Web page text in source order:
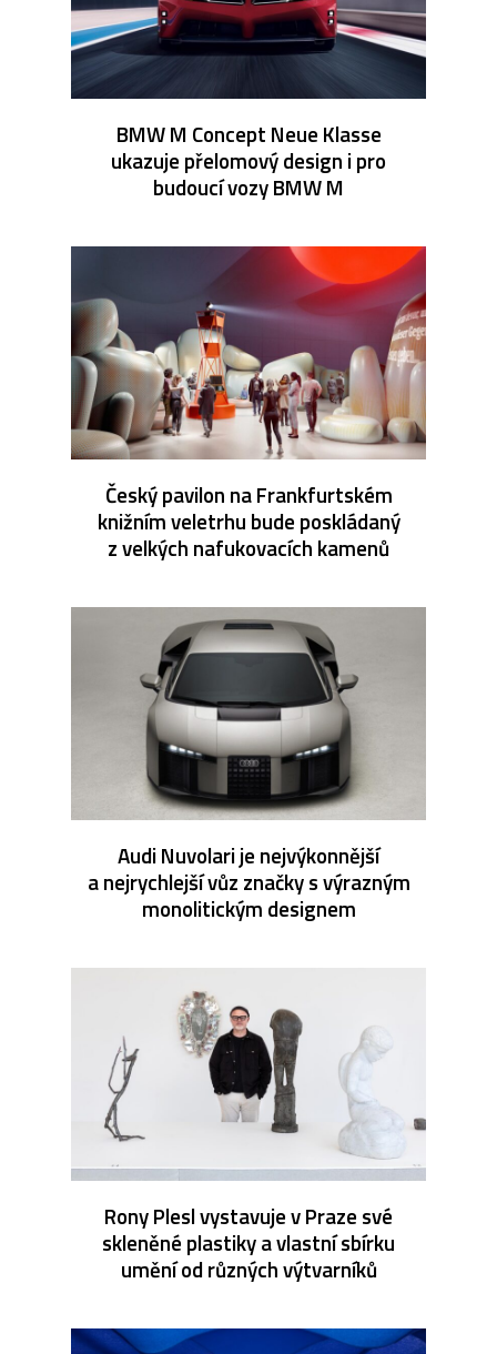
BMW M Concept Neue Klasse
ukazuje přelomový design i pro
budoucí vozy BMW M
Český pavilon na Frankfurtském
knižním veletrhu bude poskládaný
z velkých nafukovacích kamenů
Audi Nuvolari je nejvýkonnější
a nejrychlejší vůz značky s výrazným
monolitickým designem
Rony Plesl vystavuje v Praze své
skleněné plastiky a vlastní sbírku
umění od různých výtvarníků